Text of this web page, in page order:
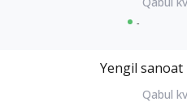
-
Yengil